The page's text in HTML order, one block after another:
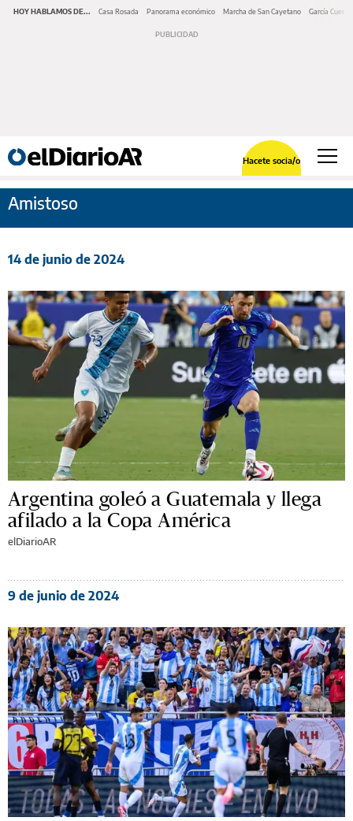
HOY HABLAMOS DE... Casa Rosada Panorama económico Marcha de San Cayetano García Cuerva
Hacete socia/o
Amistoso
14 de junio de 2024
Argentina goleó a Guatemala y llega
afilado a la Copa América
elDiarioAR
9 de junio de 2024